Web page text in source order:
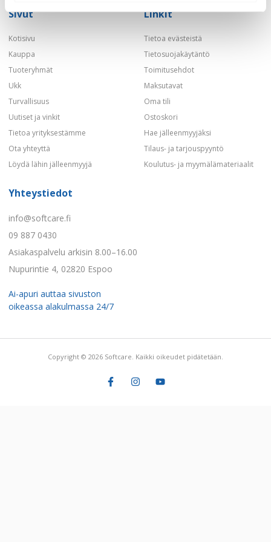
Sivut
Kotisivu
Kauppa
Tuoteryhmät
Ukk
Turvallisuus
Uutiset ja vinkit
Tietoa yrityksestämme
Ota yhteyttä
Löydä lähin jälleenmyyjä
Linkit
Tietoa evästeistä
Tietosuojakäytäntö
Toimitusehdot
Maksutavat
Oma tili
Ostoskori
Hae jälleenmyyjäksi
Tilaus- ja tarjouspyyntö
Koulutus- ja myymälämateriaalit
Yhteystiedot
info@softcare.fi
09 887 0430
Asiakaspalvelu arkisin 8.00–16.00
Nupurintie 4, 02820 Espoo
Ai-apuri auttaa sivuston
oikeassa alakulmassa 24/7
Copyright © 2026 Softcare. Kaikki oikeudet pidätetään.